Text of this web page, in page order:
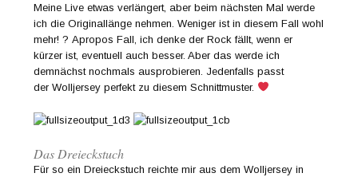
Meine Live etwas verlängert, aber beim nächsten Mal werde
ich die Originallänge nehmen. Weniger ist in diesem Fall wohl
mehr! ? Apropos Fall, ich denke der Rock fällt, wenn er
kürzer ist, eventuell auch besser. Aber das werde ich
demnächst nochmals ausprobieren. Jedenfalls passt
der Wolljersey perfekt zu diesem Schnittmuster.
Das Dreieckstuch
Für so ein Dreieckstuch reichte mir aus dem Wolljersey in